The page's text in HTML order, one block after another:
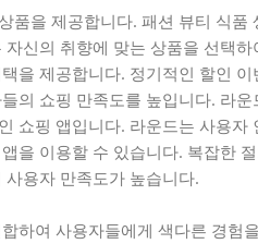
품을 제공합니다. 패션 뷰티 식품
신의 취향에 맞는 상품을 선택
을 제공합니다. 정기적인 할인
의 쇼핑 만족도를 높입니다. 라
쇼핑 앱입니다. 라운드는 사용자
을 이용할 수 있습니다. 복잡한
용자 만족도가 높습니다.
하여 사용자들에게 색다른 경험